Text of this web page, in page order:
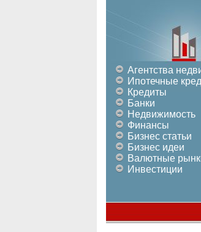
Агентства
Ипотечные
Кредиты
Банки
Недвижимость
Финансы
Бизнес статьи
Бизнес идеи
Валютные
Инвестиции